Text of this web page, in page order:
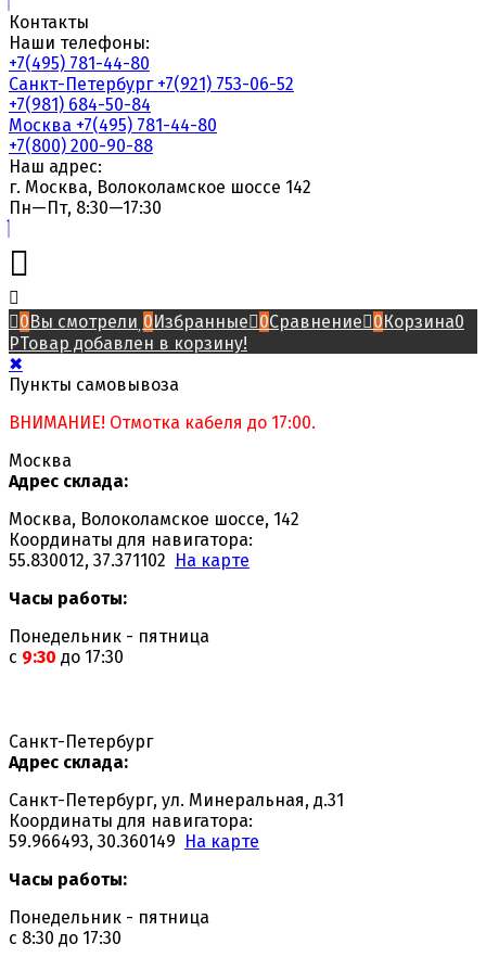
Контакты
Наши телефоны:
+7(495) 781-44-80
Санкт-Петербург +7(921) 753-06-52
+7(981) 684-50-84
Москва +7(495) 781-44-80
+7(800) 200-90-88
Наш адрес:
г. Москва, Волоколамское шоссе 142
Пн—Пт, 8:30—17:30
0Вы смотрели 0Избранные 0Сравнение 0Корзина0
РТовар добавлен в корзину!
✖
Пункты самовывоза
ВНИМАНИЕ! Отмотка кабеля до 17:00.
Москва
Адрес склада:
Москва, Волоколамское шоссе, 142
Координаты для навигатора:
55.830012, 37.371102 На карте
Часы работы:
Понедельник - пятница
с 9:30 до 17:30
Санкт-Петербург
Адрес склада:
Санкт-Петербург, ул. Минеральная, д.31
Координаты для навигатора:
59.966493, 30.360149 На карте
Часы работы:
Понедельник - пятница
с 8:30 до 17:30